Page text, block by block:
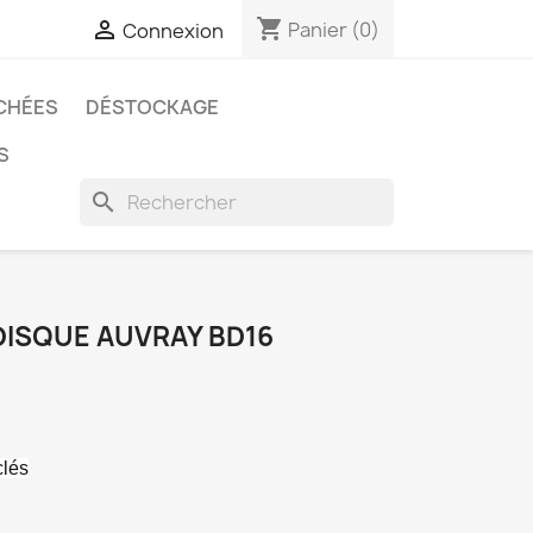
 Connexion shopping_cart Panier (0)
DÉSTOCKAGE
search
AUVRAY BD16